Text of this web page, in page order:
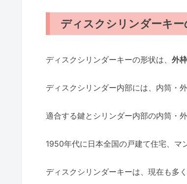
ディスクシリンダーキー
ディスクシリンダーキーの形状は、 外
ディスクシリンダー内部には、内筒・外
適合する鍵とシリンダー内部の内筒・
1950年代に日本全国の戸建て住宅、マ
ディスクシリンダーキーは、現在も多